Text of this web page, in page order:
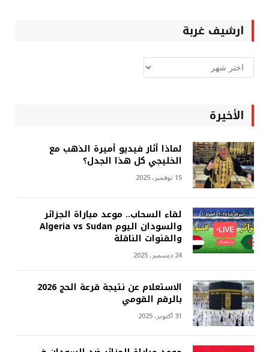
ارشيف غربة
ارشيف
غربة
الأخيرة
لماذا أثار فيديو أميرة الذهب مع
الخليجي كل هذا الجدل؟
15 نوفمبر، 2025
لقاء السحاب.. موعد مباراة الجزائر
والسودان اليوم Algeria vs Sudan
والقنوات الناقلة
24 ديسمبر، 2025
الاستعلام عن نتيجة قرعة الحج 2026
بالرقم القومي
31 أكتوبر، 2025